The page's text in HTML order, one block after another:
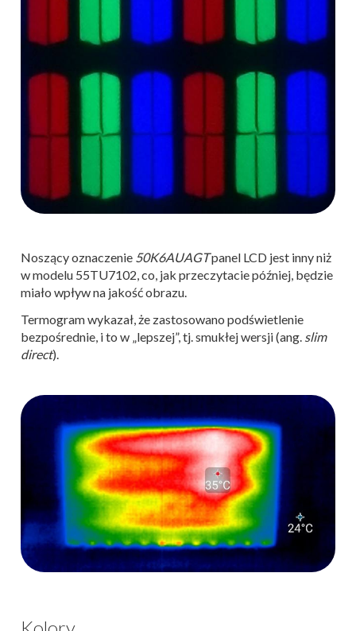
Noszący oznaczenie 50K6AUAGTpanel LCD jest inny niż
w modelu 55TU7102, co, jak przeczytacie później, będzie
miało wpływ na jakość obrazu.
Termogram wykazał, że zastosowano podświetlenie
bezpośrednie, i to w „lepszej”, tj. smukłej wersji (ang. slim
direct).